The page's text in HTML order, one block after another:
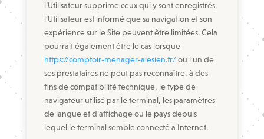
l’Utilisateur supprime ceux qui y sont enregistrés,
l’Utilisateur est informé que sa navigation et son
expérience sur le Site peuvent être limitées. Cela
pourrait également être le cas lorsque
https://comptoir-menager-alesien.fr/ou l’un de
ses prestataires ne peut pas reconnaître, à des
fins de compatibilité technique, le type de
navigateur utilisé par le terminal, les paramètres
de langue et d’affichage ou le pays depuis
lequel le terminal semble connecté à Internet.